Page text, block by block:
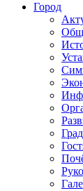
Город